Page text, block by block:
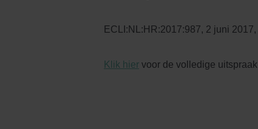
ECLI:NL:HR:2017:987, 2 juni
Klik hier voor de volledige